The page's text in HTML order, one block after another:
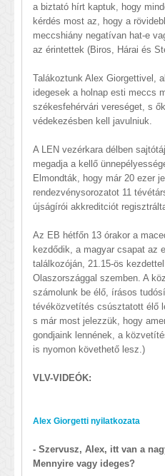
a biztató hírt kaptuk, hogy
kérdés most az, hogy a
meccshiány negatívan hat-e
az érintettek (Biros, Hárai és
Talákoztunk Alex Giorgettivel,
idegesek a holnap esti meccs
székesfehérvári vereséget, s
védekezésben kell javulniuk.
A LEN vezérkara délben
megadja a kellő
Elmondták, hogy már 20 ezer
rendezvénysorozatot 11
újságírói akkreditciót
Az EB hétfőn 13 órakor a
kezdődik, a magyar csapat az
találkozóján, 21.15-ös
Olaszországgal szemben. A
számolunk be élő, írásos
tévéközvetítés csúsztatott élő
s már most jelezzük, hogy
gondjaink lennének, a
is nyomon követhető lesz.)
VLV-VIDEÓK:
Alex Giorgetti nyilatkozata
- Szervusz, Alex, itt van a
Mennyire vagy ideges?